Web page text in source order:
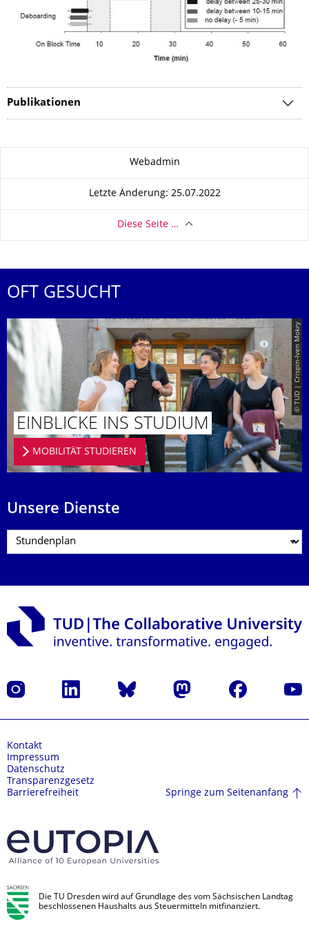
Publikationen
Webadmin
Letzte Änderung: 25.07.2022
Diese Seite …
OFT GESUCHT
© TUD | Crispin-Iven Mokry
EINBLICKE INS STUDIUM
MOBILITÄT STUDIEREN
Unsere Dienste
Instagram LinkedIn Bluesky Mastodon Facebook
Kontakt
Impressum
Datenschutz
Transparenzgesetz
Barrierefreiheit
Springe zum Seitenanfang
Die TU Dresden wird auf Grundlage des vom Sächsischen Landtag
beschlossenen Haushalts aus Steuermitteln mitfinanziert.